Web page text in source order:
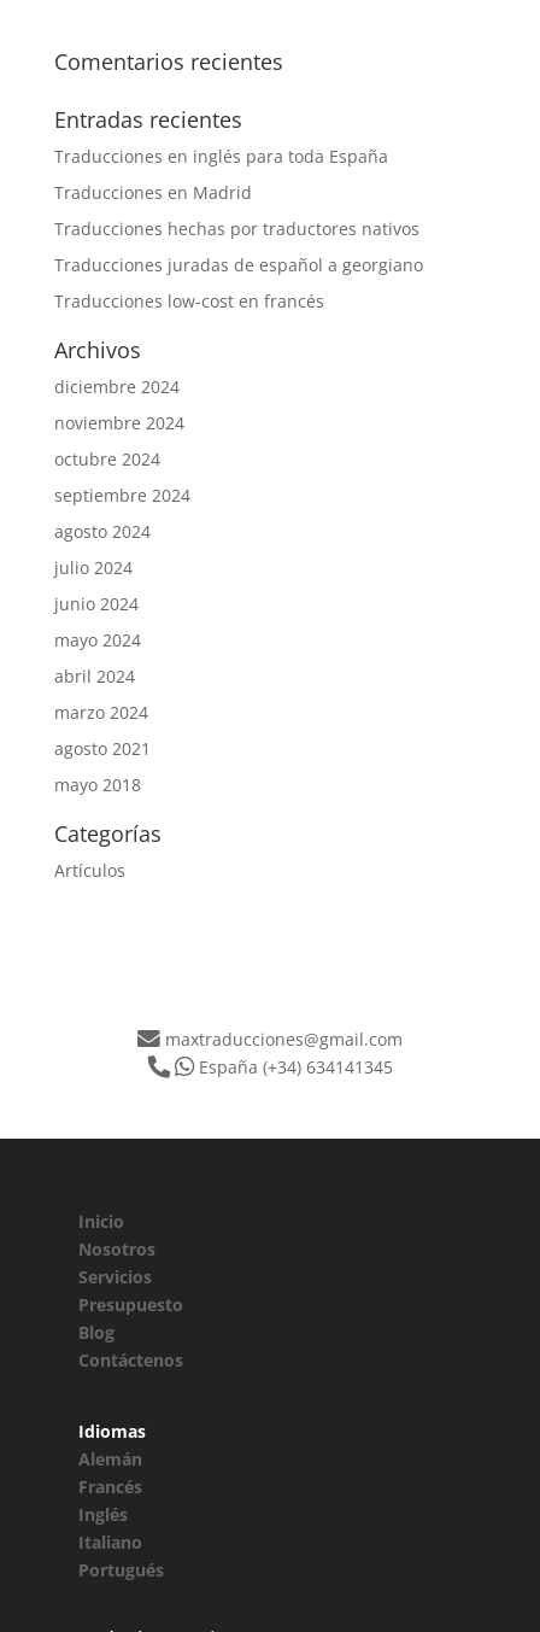
Comentarios recientes
Entradas recientes
Traducciones en inglés para toda España
Traducciones en Madrid
Traducciones hechas por traductores nativos
Traducciones juradas de español a georgiano
Traducciones low-cost en francés
Archivos
diciembre 2024
noviembre 2024
octubre 2024
septiembre 2024
agosto 2024
julio 2024
junio 2024
mayo 2024
abril 2024
marzo 2024
agosto 2021
mayo 2018
Categorías
Artículos
maxtraducciones@gmail.com
España (+34) 634141345
Inicio
Nosotros
Servicios
Presupuesto
Blog
Contáctenos
Idiomas
Alemán
Francés
Inglés
Italiano
Portugués